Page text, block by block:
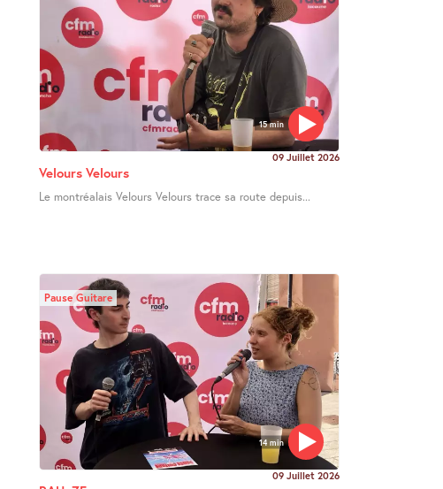
15 min
09 Juillet 2026
Velours Velours
Le montréalais Velours Velours trace sa route depuis...
14 min
Pause Guitare
09 Juillet 2026